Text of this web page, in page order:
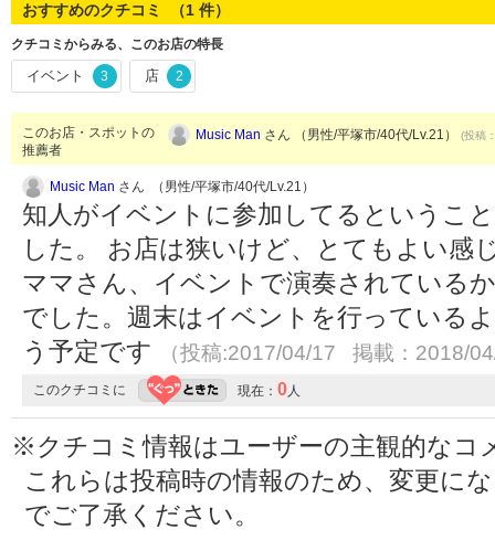
おすすめのクチコミ （1 件）
クチコミからみる、このお店の特長
イベント 3 店 2
このお店・スポットの
推薦者
Music Man さん （男性/平塚市/40代/Lv.21） (投稿
Music Man さん （男性/平塚市/40代/Lv.21）
知人がイベントに参加してるというこ
した。 お店は狭いけど、とてもよい感
ママさん、イベントで演奏されている
でした。週末はイベントを行っている
う予定です
（投稿:2017/04/17 掲載：2018/
このクチコミに 現在： 0 人
※クチコミ情報はユーザーの主観的なコ
これらは投稿時の情報のため、変更に
でご了承ください。